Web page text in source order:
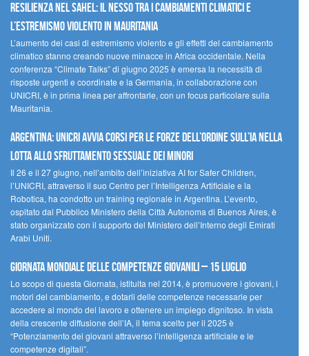
Resilienza nel Sahel: il nesso tra i cambiamenti climatici e
l’estremismo violento in Mauritania
L’aumento dei casi di estremismo violento e gli effetti del cambiamento
climatico stanno creando nuove minacce in Africa occidentale. Nella
conferenza “Climate Talks” di giugno 2025 è emersa la necessità di
risposte urgenti e coordinate e la Germania, in collaborazione con
UNICRI, è in prima linea per affrontarle, con un focus particolare sulla
Mauritania.
Argentina: UNICRI avvia corsi per le forze dell’ordine sull’IA nella
lotta allo sfruttamento sessuale dei minori
Il 26 e il 27 giugno, nell’ambito dell’iniziativa AI for Safer Children,
l’UNICRI, attraverso il suo Centro per l’Intelligenza Artificiale e la
Robotica, ha condotto un training regionale in Argentina. L’evento,
ospitato dal Pubblico Ministero della Città Autonoma di Buenos Aires, è
stato organizzato con il supporto del Ministero dell’Interno degli Emirati
Arabi Uniti.
Giornata Mondiale delle Competenze Giovanili – 15 luglio
Lo scopo di questa Giornata, istituita nel 2014, è promuovere i giovani, i
motori del cambiamento, e dotarli delle competenze necessarie per
accedere al mondo del lavoro e ottenere un impiego dignitoso. In vista
della crescente diffusione dell’IA, il tema scelto per il 2025 è
“Potenziamento dei giovani attraverso l’intelligenza artificiale e le
competenze digitali”.